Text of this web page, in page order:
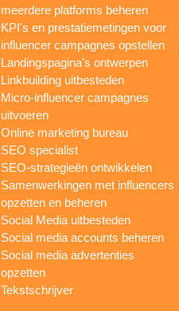
meerdere platforms beheren
KPI's en prestatiemetingen voor
influencer campagnes opstellen
Landingspagina’s ontwerpen
Linkbuilding uitbesteden
Micro-influencer campagnes
uitvoeren
Online marketing bureau
SEO specialist
SEO-strategieën ontwikkelen
Samenwerkingen met influencers
opzetten en beheren
Social Media uitbesteden
Social media accounts beheren
Social media advertenties
opzetten
Tekstschrijver